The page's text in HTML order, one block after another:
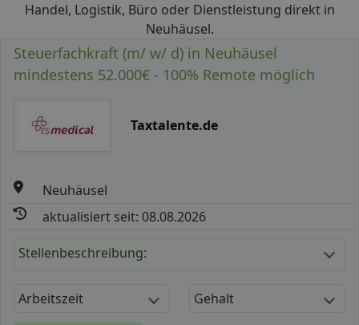
Handel, Logistik, Büro oder Dienstleistung direkt in
Neuhäusel.
Steuerfachkraft (m/ w/ d) in Neuhäusel
mindestens 52.000€ - 100% Remote möglich
Taxtalente.de
Neuhäusel
aktualisiert seit: 08.08.2026
Stellenbeschreibung:
Arbeitszeit Gehalt